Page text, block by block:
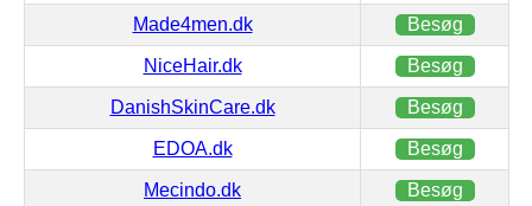
Made4men.dk Besøg
NiceHair.dk Besøg
DanishSkinCare.dk Besøg
EDOA.dk Besøg
Mecindo.dk Besøg